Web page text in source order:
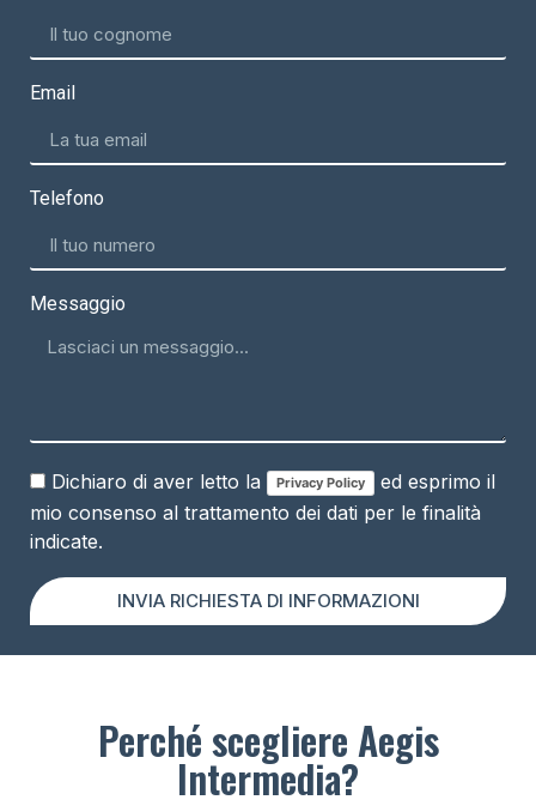
Email
Telefono
Messaggio
Dichiaro di aver letto la Privacy Policy
ed esprimo il
mio consenso al trattamento dei dati per le finalità
indicate.
INVIA RICHIESTA DI INFORMAZIONI
Perché scegliere Aegis
Intermedia?